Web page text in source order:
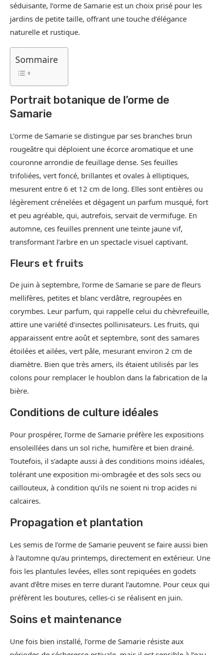
séduisante, l’orme de Samarie est un choix prisé pour les
jardins de petite taille, offrant une touche d’élégance
naturelle et rustique.
Sommaire
Portrait botanique de l’orme de
Samarie
L’orme de Samarie se distingue par ses branches brun
rougeâtre qui déploient une écorce aromatique et une
couronne arrondie de feuillage dense. Ses feuilles
trifoliées, vert foncé, brillantes et ovales à elliptiques,
mesurent entre 6 et 12 cm de long. Elles sont entières ou
légèrement crénelées et dégagent un parfum musqué, fort
et peu agréable, qui, autrefois, servait de vermifuge. En
automne, ces feuilles prennent une teinte jaune vif,
transformant l’arbre en un spectacle visuel captivant.
Fleurs et fruits
De juin à septembre, l’orme de Samarie se pare de fleurs
mellifères, petites et blanc verdâtre, regroupées en
corymbes. Leur parfum, qui rappelle celui du chèvrefeuille,
attire une variété d’insectes pollinisateurs. Les fruits, qui
apparaissent entre août et septembre, sont des samares
étoilées et ailées, vert pâle, mesurant environ 2 cm de
diamètre. Bien que très amers, ils étaient utilisés par les
colons pour remplacer le houblon dans la fabrication de la
bière.
Conditions de culture idéales
Pour prospérer, l’orme de Samarie préfère les expositions
ensoleillées dans un sol riche, humifère et bien drainé.
Toutefois, il s’adapte aussi à des conditions moins idéales,
tolérant une exposition mi-ombragée et des sols secs ou
caillouteux, à condition qu’ils ne soient ni trop acides ni
calcaires.
Propagation et plantation
Les semis de l’orme de Samarie peuvent se faire aussi bien
à l’automne qu’au printemps, directement en extérieur. Une
fois les plantules levées, elles sont repiquées en godets
avant d’être mises en terre durant l’automne. Pour ceux qui
préfèrent les boutures, celles-ci se réalisent en juin.
Soins et maintenance
Une fois bien installé, l’orme de Samarie résiste aux